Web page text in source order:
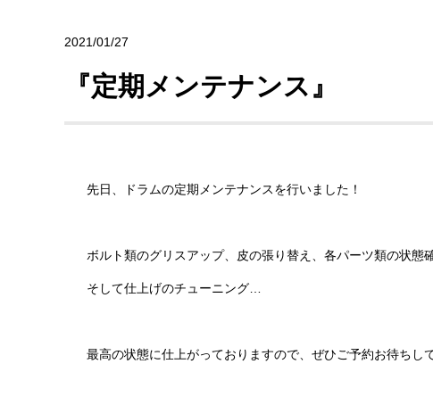
2021/01/27
『定期メンテナンス』
先日、ドラムの定期メンテナンスを行いました！
ボルト類のグリスアップ、皮の張り替え、各パーツ類の状態
そして仕上げのチューニング…
最高の状態に仕上がっておりますので、ぜひご予約お待ちし